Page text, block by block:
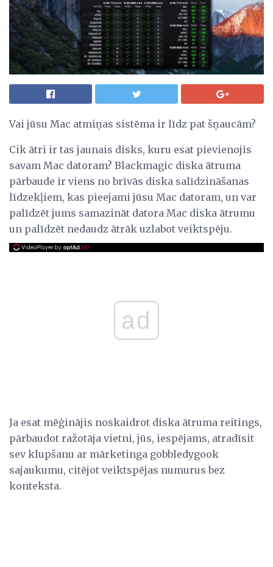
Vai jūsu Mac atmiņas sistēma ir līdz pat šņaucām?
Cik ātri ir tas jaunais disks, kuru esat pievienojis
savam Mac datoram? Blackmagic diska ātruma
pārbaude ir viens no brīvās diska salīdzināšanas
līdzekļiem, kas pieejami jūsu Mac datoram, un var
palīdzēt jums samazināt datora Mac diska ātrumu
un palīdzēt nedaudz ātrāk uzlabot veiktspēju.
ad
Ja esat mēģinājis noskaidrot diska ātruma reitings,
pārbaudot ražotāja vietni, jūs, iespējams, atradīsit
sev klupšanu ar mārketinga gobbledygook
sajaukumu, citējot veiktspējas numurus bez
konteksta.